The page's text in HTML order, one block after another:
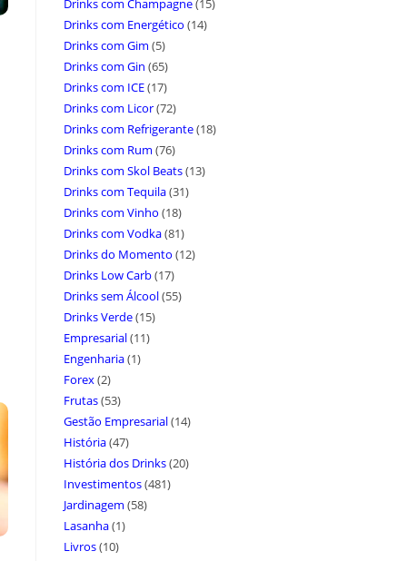
Drinks com Champagne(15)
Drinks com Energético (14)
Drinks com Gim (5)
Drinks com Gin (65)
Drinks com ICE(17)
Drinks com Licor(72)
Drinks com Refrigerante(18)
Drinks com Rum (76)
Drinks com Skol Beats(13)
Drinks com Tequila(31)
Drinks com Vinho (18)
Drinks com Vodka(81)
Drinks do Momento (12)
Drinks Low Carb(17)
Drinks sem Álcool(55)
Drinks Verde(15)
Empresarial(11)
Engenharia(1)
Forex(2)
Frutas(53)
Gestão Empresarial(14)
História(47)
História dos Drinks(20)
Investimentos(481)
Jardinagem (58)
Lasanha(1)
Livros(10)